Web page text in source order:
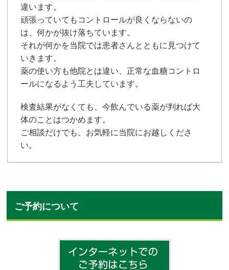
違います。
頑張っていてもコントロールが良くならないの
は、何かが抜け落ちています。
それが何かを当院では患者さんとともに見つけて
いきます。
薬の使い方も他院とは違い、正常な血糖コントロ
ールになるよう工夫しています。
検査結果がなくても、今飲んでいる薬が判れば大
体のことはつかめます。
ご相談だけでも、お気軽に当院にお越しくださ
い。
ご予約について